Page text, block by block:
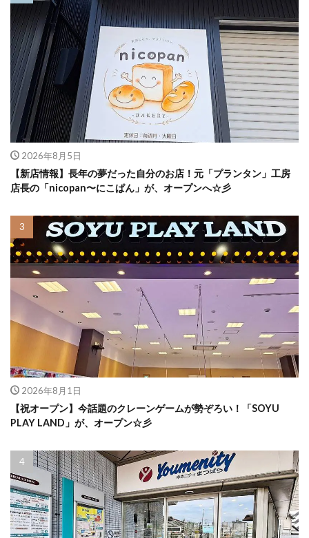
2026年8月5日
【新店情報】長年の夢だった自分のお店！元「プランタン」工房
店長の「nicopan〜にこぱん」が、オープンへ☆彡
2026年8月1日
【祝オープン】今話題のクレーンゲームが勢ぞろい！「SOYU
PLAY LAND」が、オープン☆彡